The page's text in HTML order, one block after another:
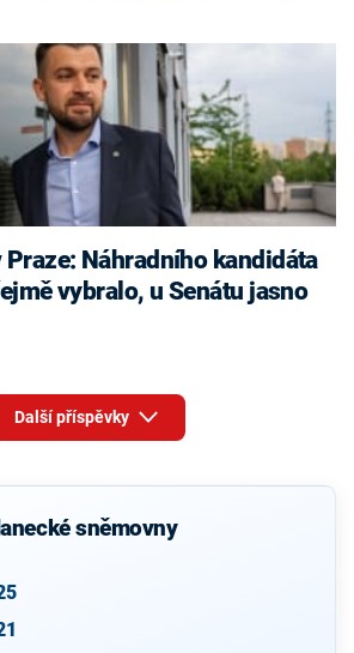
Náhradního kandidáta
vybralo, u Senátu jasno
Další příspěvky
sněmovny